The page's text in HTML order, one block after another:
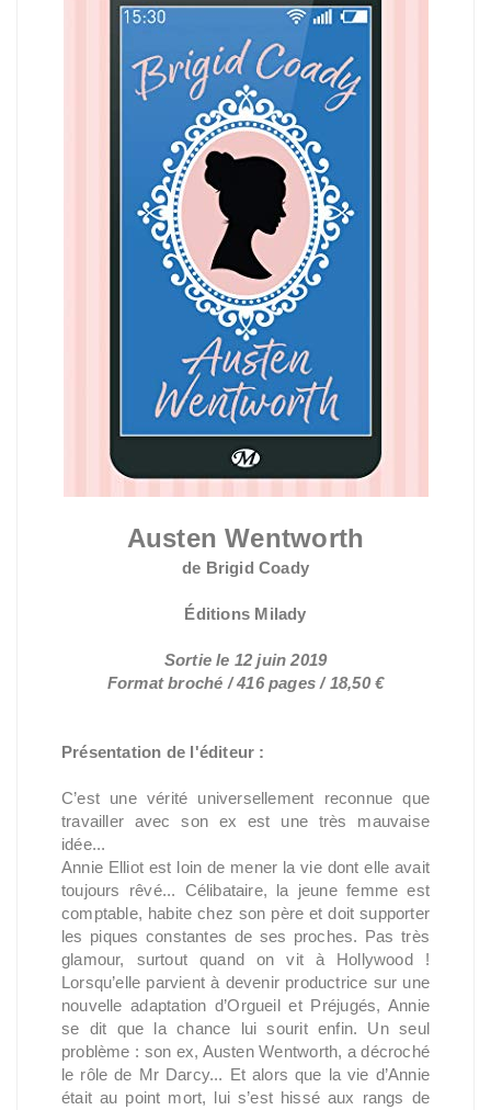
Austen Wentworth
de Brigid Coady
Éditions Milady
Sortie le 12 juin 2019
Format broché / 416 pages / 18,50 €
Présentation de l'éditeur :
C’est une vérité universellement reconnue que
travailler avec son ex est une très mauvaise
idée...
Annie Elliot est loin de mener la vie dont elle avait
toujours rêvé... Célibataire, la jeune femme est
comptable, habite chez son père et doit supporter
les piques constantes de ses proches. Pas très
glamour, surtout quand on vit à Hollywood !
Lorsqu’elle parvient à devenir productrice sur une
nouvelle adaptation d’Orgueil et Préjugés, Annie
se dit que la chance lui sourit enfin. Un seul
problème : son ex, Austen Wentworth, a décroché
le rôle de Mr Darcy... Et alors que la vie d’Annie
était au point mort, lui s’est hissé aux rangs de